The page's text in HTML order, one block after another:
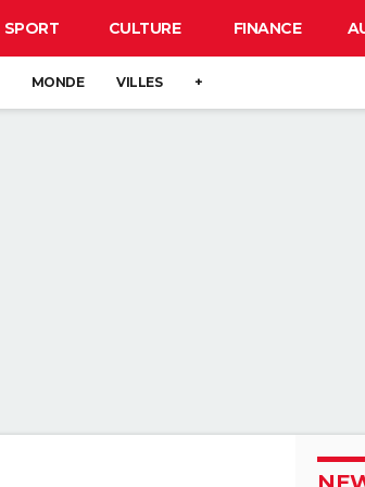
SPORT CULTURE FINANCE
MONDE VILLES +